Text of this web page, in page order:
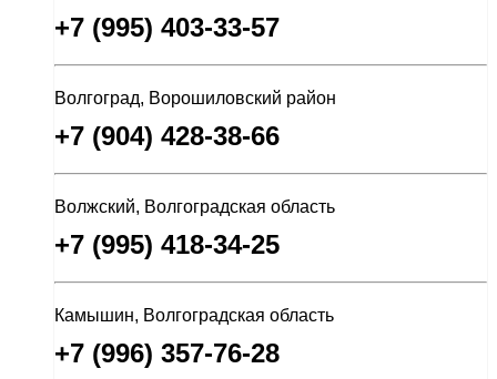
+7 (995) 403-33-57
Волгоград, Ворошиловский район
+7 (904) 428-38-66
Волжский, Волгоградская область
+7 (995) 418-34-25
Камышин, Волгоградская область
+7 (996) 357-76-28